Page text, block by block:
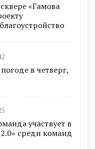
«Гамова
в четверг,
участвует в
среди команд